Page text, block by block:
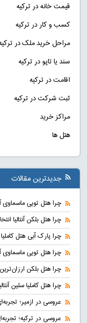
قیمت خانه در ترکیه
کسب و کار در ترکیه
مراحل خرید ملک در
سند یا تاپو در ترکیه
اقامت در ترکیه
ثبت شرکت در ترکیه
مراکز خرید
هتل ها
جدیدترین مقالات
چرا هتل تویی ماسماوی
چرا هتل بلکن آنتالیا
چرا پارک آبی هتل
چرا هتل تویی ماسماوی
چرا هتل بلکن
چرا هتل کاملیا سلین
عروسی در ازمیر؛
عروسی در ترکیه؛